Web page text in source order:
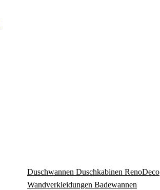
Duschwannen Duschkabinen RenoDeco
Wandverkleidungen Badewannen